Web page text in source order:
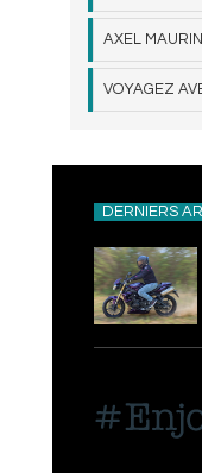
AXEL
VOYAGEZ
DERNIERS